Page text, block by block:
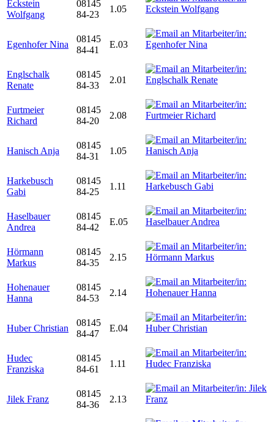
Eckstein
Wolfgang
08145
84-23
1.05
Egenhofer Nina
08145
84-41
E.03
Englschalk
Renate
08145
84-33
2.01
Furtmeier
Richard
08145
84-20
2.08
Hanisch Anja
08145
84-31
1.05
Harkebusch
Gabi
08145
84-25
1.11
Haselbauer
Andrea
08145
84-42
E.05
Hörmann
Markus
08145
84-35
2.15
Hohenauer
Hanna
08145
84-53
2.14
Huber Christian
08145
84-47
E.04
Hudec
Franziska
08145
84-61
1.11
Jilek Franz
08145
84-36
2.13